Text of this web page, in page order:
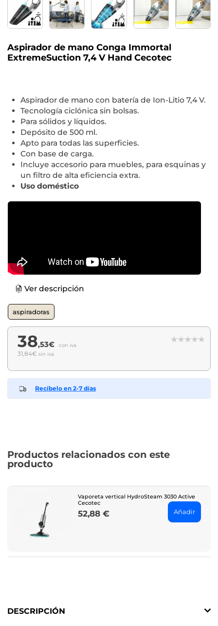
Aspirador de mano Conga Immortal
ExtremeSuction 7,4 V Hand Cecotec
Aspirador de mano con batería de Ion-Litio 7,4 V.
Tecnología ciclónica sin bolsas.
Para sólidos y líquidos.
Depósito de 500 ml.
Apto para todas las superficies.
Con base de carga.
Incluye accesorio para muebles, para esquinas y
un filtro de alta eficiencia extra.
Uso doméstico
Ver descripción
aspiradoras
38,53€ con iva
31,84€ sin iva
Recíbelo en 2-7 días
Productos relacionados con este
producto
Vaporeta vertical HydroSteam 3030 Active
Cecotec
Price
52,88 € Añadir
DESCRIPCIÓN